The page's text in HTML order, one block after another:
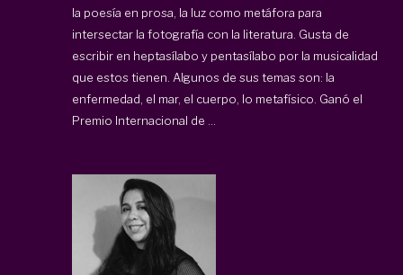
la poesía en prosa, la luz como metáfora para
intersectar la fotografía con la literatura. Gusta de
escribir en heptasílabo y pentasílabo por la musicalidad
que estos tienen. Algunos de sus temas son: la
enfermedad, el mar, el cuerpo, lo metafísico. Ganó el
Premio Internacional de ...